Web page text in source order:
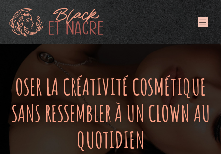
OSER LA CRÉATIVITÉ COSMÉTIQUE
SANS RESSEMBLER À UN CLOWN AU
QUOTIDIEN